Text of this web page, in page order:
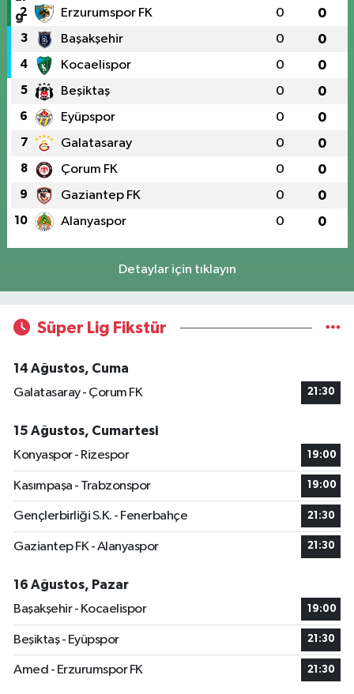
2 Erzurumspor FK 0 0
3 Başakşehir 0 0
4 Kocaelispor 0 0
5 Beşiktaş 0 0
6 Eyüpspor 0 0
7 Galatasaray 0 0
8 Çorum FK 0 0
9 Gaziantep FK 0 0
10 Alanyaspor 0 0
Detaylar için tıklayın
Süper Lig Fikstür
14 Ağustos, Cuma
Galatasaray - Çorum FK
21:30
15 Ağustos, Cumartesi
Konyaspor - Rizespor
19:00
Kasımpaşa - Trabzonspor 19:00
Gençlerbirliği S.K. - Fenerbahçe 21:30
Gaziantep FK - Alanyaspor 21:30
16 Ağustos, Pazar
Başakşehir - Kocaelispor
19:00
Beşiktaş - Eyüpspor 21:30
Amed - Erzurumspor FK 21:30